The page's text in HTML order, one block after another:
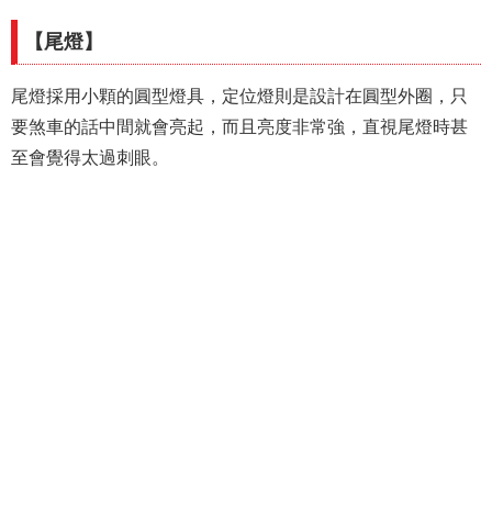
【尾燈】
尾燈採用小顆的圓型燈具，定位燈則是設計在圓型外圈，只
要煞車的話中間就會亮起，而且亮度非常強，直視尾燈時甚
至會覺得太過刺眼。